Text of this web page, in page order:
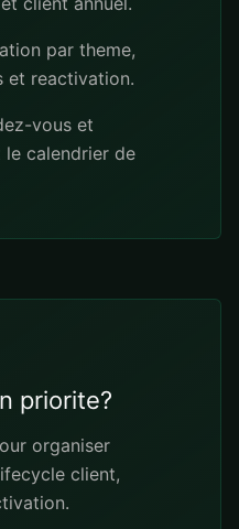
par theme,
et reactivation.
vous et
le calendrier de
priorite?
organiser
client,